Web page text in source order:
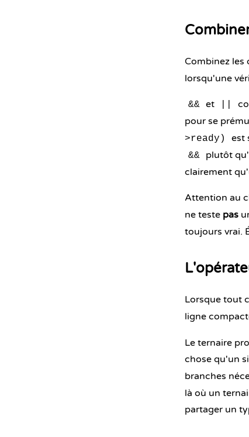
Combinez les
lorsqu'une
&& et
pour se
>ready)
est
&&
plutôt
clairement
Attention au
ne teste pas
toujours vrai.
Lorsque tout
ligne
Le ternaire
chose qu'un
branches
là où un
partager un